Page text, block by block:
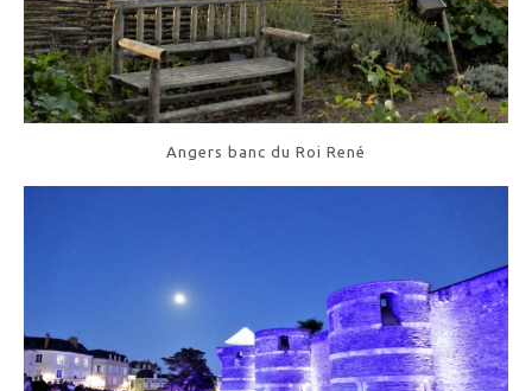
Angers banc du Roi René